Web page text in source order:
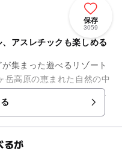
保存
3059
アスレチックも楽しめる
集まった遊べるリゾート
岳高原の恵まれた自然の中
優雅な空間でレジャーや
るが